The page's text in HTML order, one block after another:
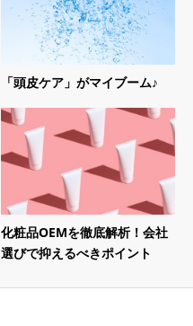
「頭皮ケア」がマイブーム♪
化粧品OEMを徹底解析！会社
選びで抑えるべきポイント